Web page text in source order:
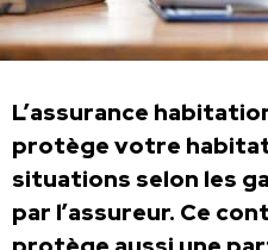
L’assurance
protège votre
situations selon les
par l’assureur. Ce